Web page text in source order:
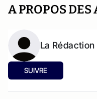
A PROPOS DES
La
SUIVRE